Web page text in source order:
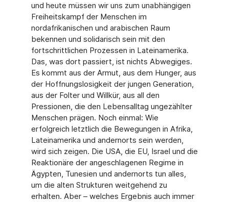
und heute müssen wir uns zum unabhängigen
Freiheitskampf der Menschen im
nordafrikanischen und arabischen Raum
bekennen und solidarisch sein mit den
fortschrittlichen Prozessen in Lateinamerika.
Das, was dort passiert, ist nichts Abwegiges.
Es kommt aus der Armut, aus dem Hunger, aus
der Hoffnungslosigkeit der jungen Generation,
aus der Folter und Willkür, aus all den
Pressionen, die den Lebensalltag ungezählter
Menschen prägen. Noch einmal: Wie
erfolgreich letztlich die Bewegungen in Afrika,
Lateinamerika und andernorts sein werden,
wird sich zeigen. Die USA, die EU, Israel und die
Reaktionäre der angeschlagenen Regime in
Ägypten, Tunesien und andernorts tun alles,
um die alten Strukturen weitgehend zu
erhalten. Aber – welches Ergebnis auch immer